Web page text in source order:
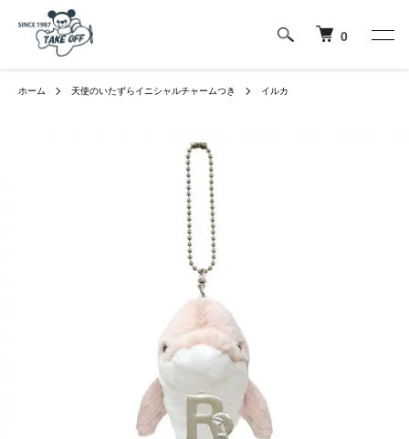
0
ホーム 天使のいたずらイニシャルチャームつき イルカ